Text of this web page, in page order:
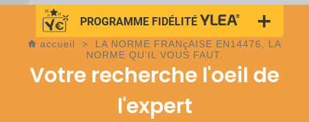
PROGRAMME FIDÉLITÉ
accueil > LA NORME FRANçAISE EN14476, LA
NORME QU’IL VOUS FAUT.
Votre recherche l'oeil de
l'expert